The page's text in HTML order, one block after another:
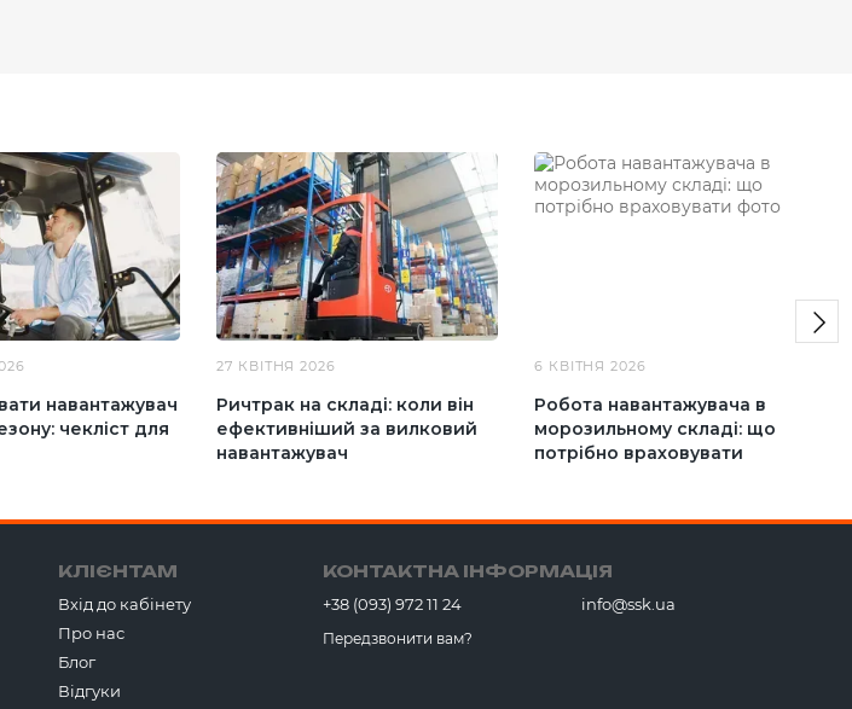
навантажувач
чекліст для
27 КВІТНЯ 2026
Ричтрак на складі: коли він
ефективніший за вилковий
навантажувач
6 КВІТНЯ 2026
Робота навантажувача в
морозильному складі: що
потрібно враховувати
КЛІЄНТАМ
Вхід до кабінету
Про нас
Блог
Відгуки
КОНТАКТНА ІНФОРМАЦІЯ
+38 (093) 972 11 24
Передзвонити вам?
info@ssk.ua